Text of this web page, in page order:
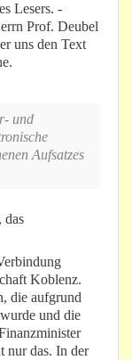
Lesers. -
Prof. Deubel
uns den Text
und
Aufsatzes
das
Koblenz.
die aufgrund
und die
nur das. In der